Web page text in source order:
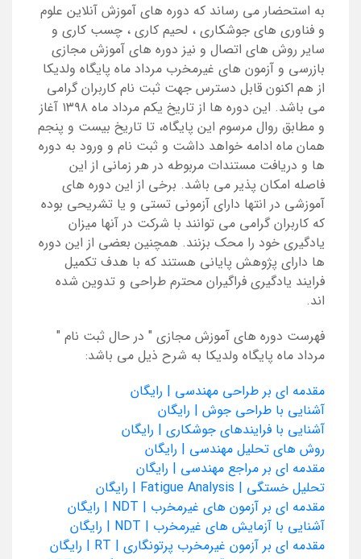
به استحضار می رساند که دوره های آموزش آنلاین علوم
و فناوری های جوشکاری ، لحیم کاری ، چسب کاری و
سایر روش های اتصال و نیز دوره های آموزش مجازی
بازرسی و آزمون های غیرمخرب مرداد ماه پایگاه ولدیکا
از هم اکنون قابل دسترس جهت ثبت نام کاربران گرامی
می باشد. این دوره ها از تاریخ یکم مرداد ماه ۱۳۹۸ آغاز
و مطابق روال مرسوم این پایگاه، تا تاریخ بیست و پنجم
همان ماه ادامه خواهد داشت و ثبت نام و ورود به دوره
ها و دریافت مستندات مربوطه در هر زمانی از این
فاصله امکان پذیر می باشد. برخی از این دوره های
آموزشی در انتها دارای آزمونی تستی و یا تشریحی بوده
که کاربران گرامی می توانند با شرکت در آنها میزان
یادگیری خود را محک بزنند. همچنین بعضی از این دوره
ها دارای پژوهش پایانی هستند که با هدف تکمیل
فرایند یادگیری فراگیران محترم طراحی و تدوین شده
اند.
فهرست دوره های آموزش مجازی " در حال ثبت نام "
مرداد ماه پایگاه ولدیکا به شرح ذیل می باشد:
مقدمه ای بر طراحی مهندسی | رایگان
آشنایی با طراحی جوش | رایگان
آشنایی با فرایندهای جوشکاری | رایگان
روش های تحلیل مهندسی | رایگان
مقدمه ای بر مراجع مهندسی | رایگان
تحلیل خستگی | Fatigue Analysis | رایگان
مقدمه ای بر آزمون های غیرمخرب | NDT | رایگان
آشنایی با آزمایش های غیرمخرب | NDT | رایگان
مقدمه ای بر آزمون غیرمخرب پرتونگاری | RT | رایگان